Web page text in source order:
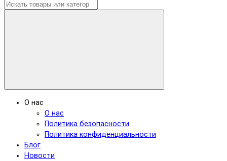
О нас
О нас
Политика безопасности
Политика конфиденциальности
Блог
Новости